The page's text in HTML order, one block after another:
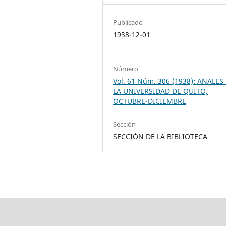
Publicado
1938-12-01
Número
Vol. 61 Núm. 306 (1938): ANALES
LA UNIVERSIDAD DE QUITO,
OCTUBRE-DICIEMBRE
Sección
SECCIÓN DE LA BIBLIOTECA